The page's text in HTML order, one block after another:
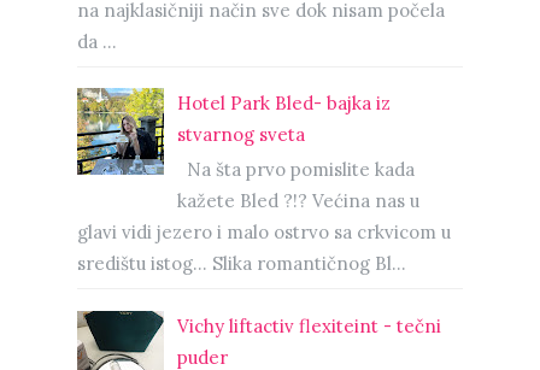
na najklasičniji način sve dok nisam počela
da ...
Hotel Park Bled- bajka iz
stvarnog sveta
Na šta prvo pomislite kada
kažete Bled ?!? Većina nas u
glavi vidi jezero i malo ostrvo sa crkvicom u
središtu istog… Slika romantičnog Bl...
Vichy liftactiv flexiteint - tečni
puder